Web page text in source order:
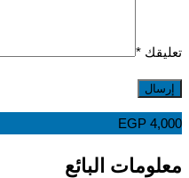
*
EGP
البائع